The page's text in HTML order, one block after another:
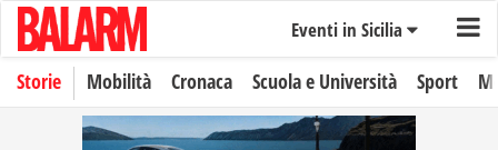
Eventi in Sicilia
Storie Mobilità Cronaca Scuola e Università Sport